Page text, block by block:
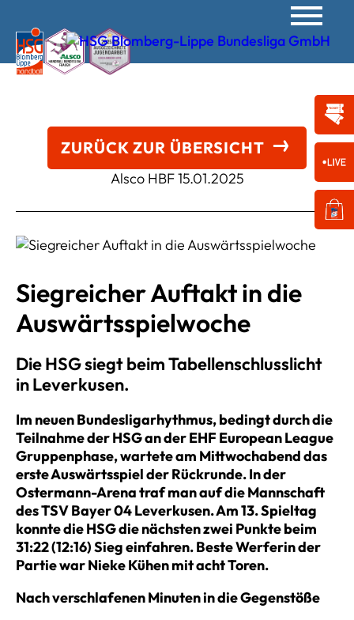
ZURÜCK ZUR ÜBERSICHT
Alsco HBF15.01.2025
Siegreicher Auftakt in die
Auswärtsspielwoche
Die HSG siegt beim Tabellenschlusslicht
in Leverkusen.
Im neuen Bundesligarhythmus, bedingt durch die
Teilnahme der HSG an der EHF European League
Gruppenphase, wartete am Mittwochabend das
erste Auswärtsspiel der Rückrunde. In der
Ostermann-Arena traf man auf die Mannschaft
des TSV Bayer 04 Leverkusen. Am 13. Spieltag
konnte die HSG die nächsten zwei Punkte beim
31:22 (12:16) Sieg einfahren. Beste Werferin der
Partie war Nieke Kühen mit acht Toren.
Nach verschlafenen Minuten in die Gegenstöße